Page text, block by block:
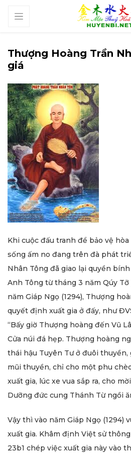
Thượng Hoàng Trần
giá
Khi cuộc đấu tranh để bảo vệ
sống ấm no đang trên đà phát
Nhân Tông đã giao lại quyền
Anh Tông từ tháng 3 năm Qúy
năm Giáp Ngọ (1294), Thượng
quyết định xuất gia ở đấy, như
“Bấy giờ Thượng hoàng đến Vũ
Cửa núi đá hẹp. Thượng hoàng
thái hậu Tuyên Tư ở đuôi thuyền,
mũi thuyền, chỉ cho một phu
xuất gia, lúc xe vua sắp ra, cho
Dưỡng đức cung Thánh Từ ngồi
Vậy thì vào năm Giáp Ngọ (1294)
xuất gia. Khâm định Việt sử
23b1 chép việc xuất gia này vào